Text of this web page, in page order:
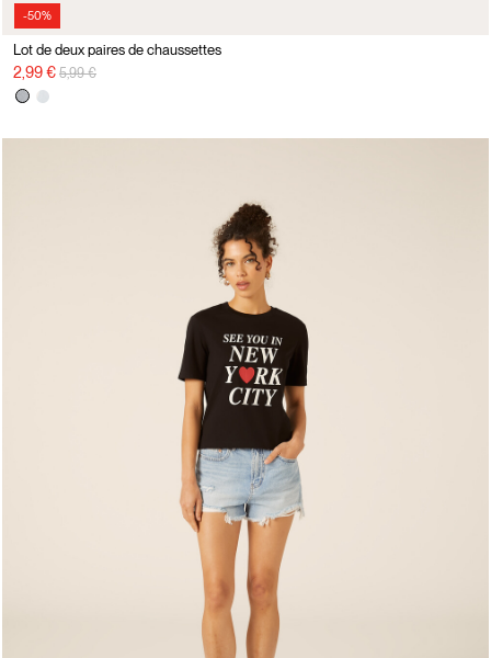
-50%
Lot de deux paires de chaussettes
2,99 € Prix réduit de
5,99 €à